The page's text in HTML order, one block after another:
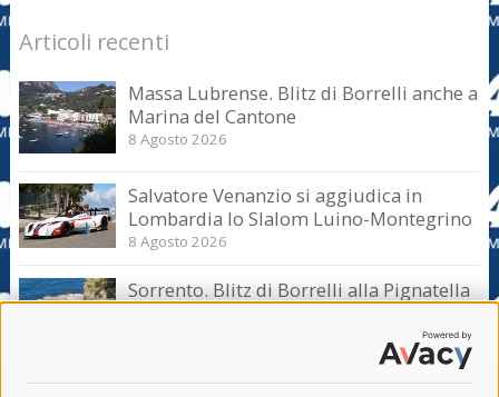
Articoli recenti
Massa Lubrense. Blitz di Borrelli anche a
Marina del Cantone
8 Agosto 2026
Salvatore Venanzio si aggiudica in
Lombardia lo Slalom Luino-Montegrino
8 Agosto 2026
Sorrento. Blitz di Borrelli alla Pignatella
– video –